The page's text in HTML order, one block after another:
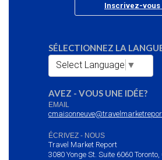
Inscrivez-vous
SÉLECTIONNEZ LA
Select Language ▼
AVEZ - VOUS UNE IDÉE?
EMAIL
ÉCRIVEZ - NOUS
Travel Market Report
3080 Yonge St. Suite 6060 Toronto,